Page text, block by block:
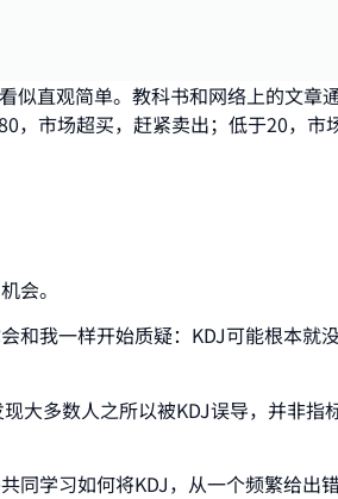
似直观简单。教科书和网络上的文章
，市场超买，赶紧卖出；低于20，市
会。
和我一样开始质疑：KDJ可能根本就
大多数人之所以被KDJ误导，并非指
同学习如何将KDJ，从一个频繁给出